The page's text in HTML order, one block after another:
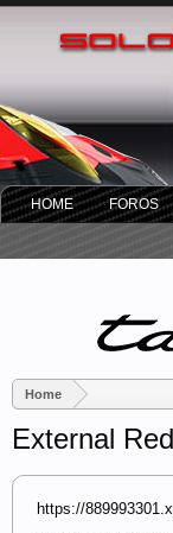
Home
External
https://
HOME FOROS